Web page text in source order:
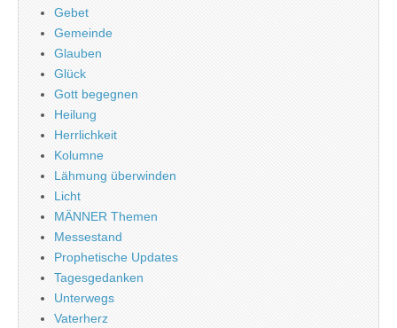
Gebet
Gemeinde
Glauben
Glück
Gott begegnen
Heilung
Herrlichkeit
Kolumne
Lähmung überwinden
Licht
MÄNNER Themen
Messestand
Prophetische Updates
Tagesgedanken
Unterwegs
Vaterherz